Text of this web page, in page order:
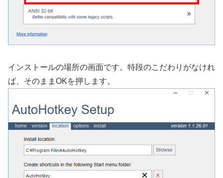
インストールの場所の画面です。特段のこだわりがなけれ
ば、そのままOKを押します。